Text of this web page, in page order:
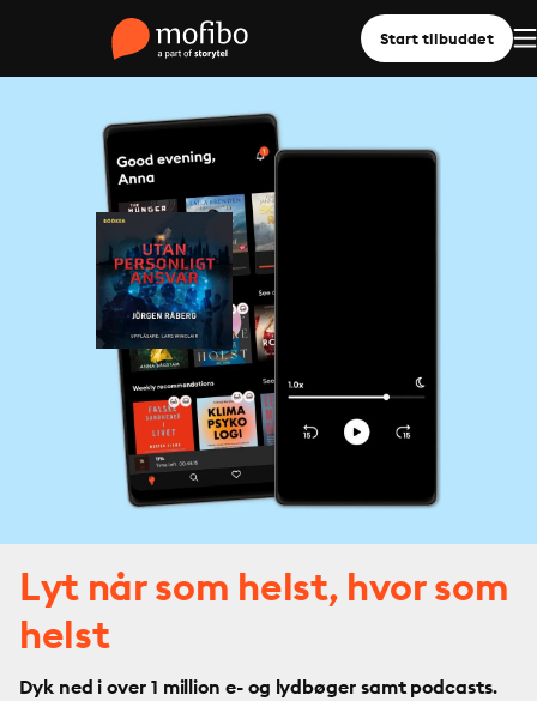
Start tilbuddet
Lyt når som helst, hvor som
helst
Dyk ned i over 1 million e- og lydbøger samt podcasts.